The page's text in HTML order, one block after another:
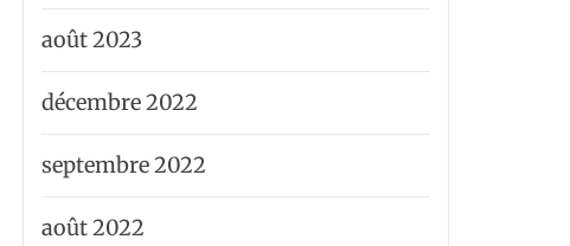
août 2023
décembre 2022
septembre 2022
août 2022